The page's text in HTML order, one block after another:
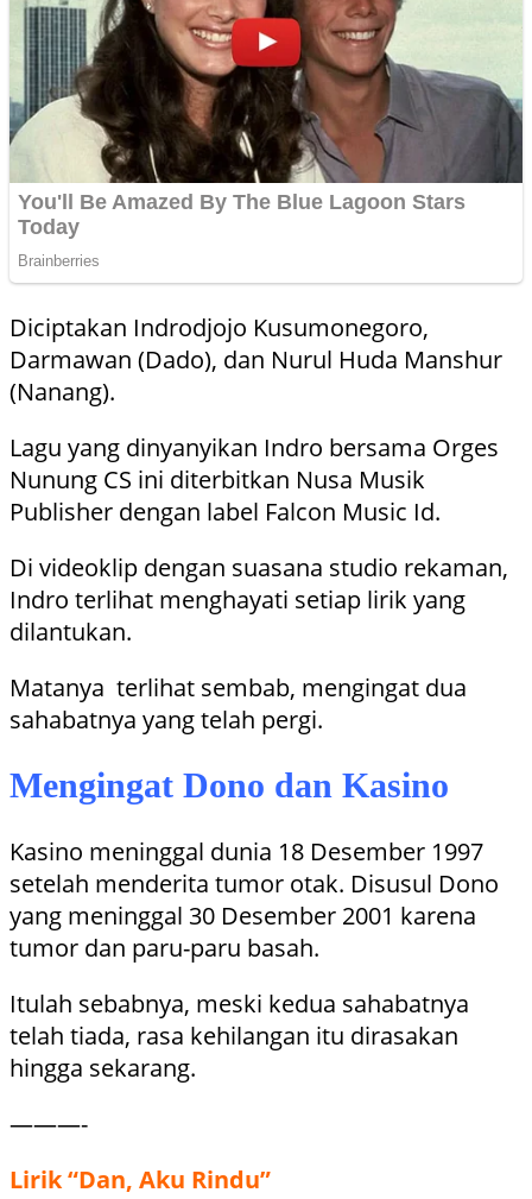
Diciptakan Indrodjojo Kusumonegoro,
Darmawan (Dado), dan Nurul Huda Manshur
(Nanang).
Lagu yang dinyanyikan Indro bersama Orges
Nunung CS ini diterbitkan Nusa Musik
Publisher dengan label Falcon Music Id.
Di videoklip dengan suasana studio rekaman,
Indro terlihat menghayati setiap lirik yang
dilantukan.
Matanya terlihat sembab, mengingat dua
sahabatnya yang telah pergi.
Mengingat Dono dan Kasino
Kasino meninggal dunia 18 Desember 1997
setelah menderita tumor otak. Disusul Dono
yang meninggal 30 Desember 2001 karena
tumor dan paru-paru basah.
Itulah sebabnya, meski kedua sahabatnya
telah tiada, rasa kehilangan itu dirasakan
hingga sekarang.
———-
Lirik “Dan, Aku Rindu”